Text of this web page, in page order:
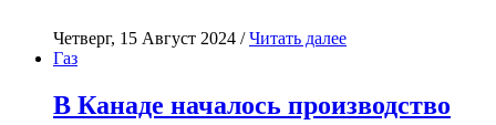
Четверг, 15 Август 2024 /Читать далее
Газ
В Канаде началось производство